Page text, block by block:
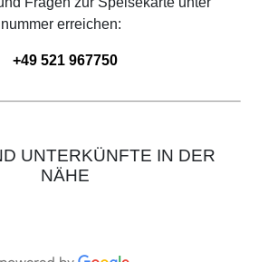
erreichen:
+49 521 967750
UNTERKÜNFTE IN DER
NÄHE